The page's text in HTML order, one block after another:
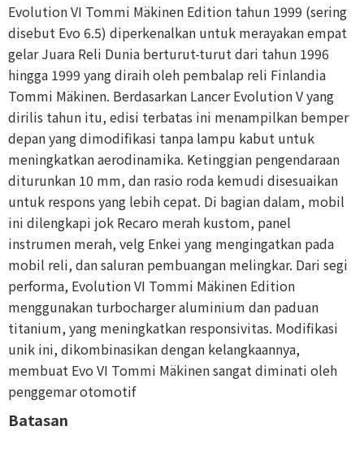
Evolution VI Tommi Mäkinen Edition tahun 1999 (sering
disebut Evo 6.5) diperkenalkan untuk merayakan empat
gelar Juara Reli Dunia berturut-turut dari tahun 1996
hingga 1999 yang diraih oleh pembalap reli Finlandia
Tommi Mäkinen. Berdasarkan Lancer Evolution V yang
dirilis tahun itu, edisi terbatas ini menampilkan bemper
depan yang dimodifikasi tanpa lampu kabut untuk
meningkatkan aerodinamika. Ketinggian pengendaraan
diturunkan 10 mm, dan rasio roda kemudi disesuaikan
untuk respons yang lebih cepat. Di bagian dalam, mobil
ini dilengkapi jok Recaro merah kustom, panel
instrumen merah, velg Enkei yang mengingatkan pada
mobil reli, dan saluran pembuangan melingkar. Dari segi
performa, Evolution VI Tommi Mäkinen Edition
menggunakan turbocharger aluminium dan paduan
titanium, yang meningkatkan responsivitas. Modifikasi
unik ini, dikombinasikan dengan kelangkaannya,
membuat Evo VI Tommi Mäkinen sangat diminati oleh
penggemar otomotif
Batasan